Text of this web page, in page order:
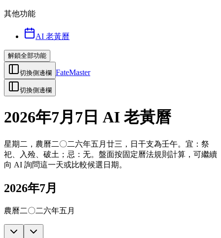
其他功能
AI 老黃曆
解鎖全部功能
切換側邊欄 FateMaster
切換側邊欄
2026年7月7日 AI 老黃曆
星期二，農曆二〇二六年五月廿三，日干支為壬午。宜：祭
祀、入殓、破土；忌：无。盤面按固定曆法規則計算，可繼續
向 AI 詢問這一天或比較候選日期。
2026年7月
農曆二〇二六年五月